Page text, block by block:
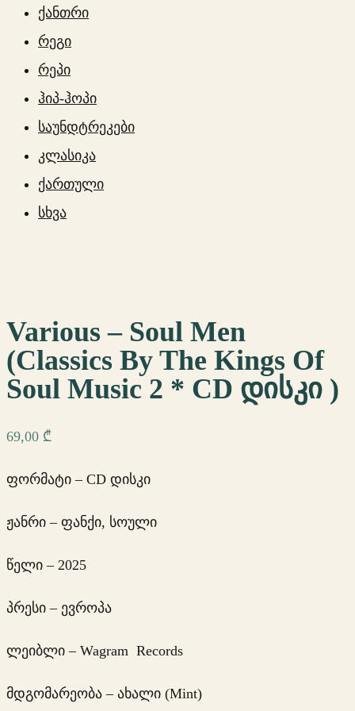
ქანთრი
რეგი
რეპი
ჰიპ-ჰოპი
საუნდტრეკები
კლასიკა
ქართული
სხვა
Various – Soul Men
(Classics By The Kings Of
Soul Music 2 * CD დისკი )
69,00 ₾
ფორმატი – CD დისკი
ჟანრი – ფანქი, სოული
წელი – 2025
პრესი – ევროპა
ლეიბლი – Wagram Records
მდგომარეობა – ახალი (Mint)